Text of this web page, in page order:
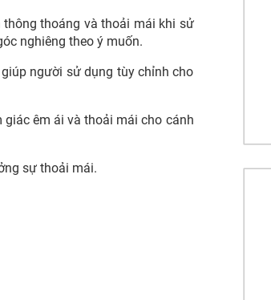
thoáng và thoải mái khi sử
nghiêng theo ý muốn.
người sử dụng tùy chỉnh cho
giác êm ái và thoải mái cho cánh
sự thoải mái.